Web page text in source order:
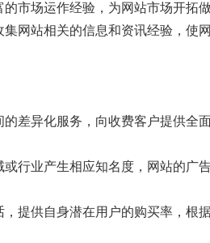
市场运作经验，为网站市场开拓
网站相关的信息和资讯经验，使
差异化服务，向收费客户提供全
行业产生相应知名度，网站的广
提供自身潜在用户的购买率，